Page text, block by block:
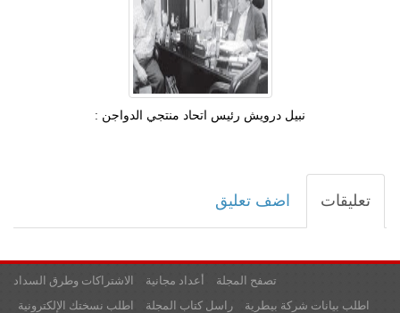
نبيل درويش رئيس اتحاد منتجي الدواجن :
تعليقات اضف تعليق
الاشتراكات وطرق السداد أعداد مجانية
تصفح المجلة
اطلب نسختك الإلكترونية
راسل كتاب المجلة اطلب بيانات شركة بيطرية